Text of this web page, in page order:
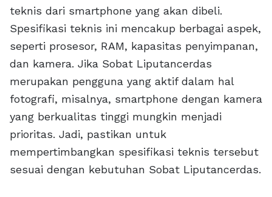
teknis dari smartphone yang akan dibeli.
Spesifikasi teknis ini mencakup berbagai aspek,
seperti prosesor, RAM, kapasitas penyimpanan,
dan kamera. Jika Sobat Liputancerdas
merupakan pengguna yang aktif dalam hal
fotografi, misalnya, smartphone dengan kamera
yang berkualitas tinggi mungkin menjadi
prioritas. Jadi, pastikan untuk
mempertimbangkan spesifikasi teknis tersebut
sesuai dengan kebutuhan Sobat Liputancerdas.